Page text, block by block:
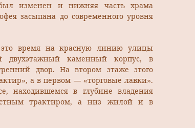
изменен и нижняя часть храма
засыпана до современного уровня
время на красную линию улицы
двухэтажный каменный корпус, в
двор. На втором этаже этого
а в первом — «торговые лавки».
находившемся в глубине владения
трактиром, а низ жилой и в